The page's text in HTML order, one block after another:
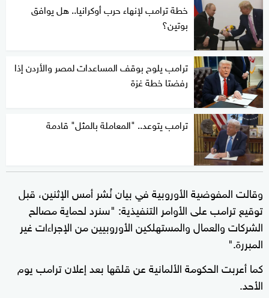
خطة ترامب لإنهاء حرب أوكرانيا.. هل يوافق
بوتين؟
ترامب يلوح بوقف المساعدات لمصر والأردن إذا
رفضتا خطة غزة
ترامب يتوعد.. "المعاملة بالمثل" قادمة
وقالت المفوضية الأوروبية في بيان نُشر أمس الإثنين، قبل
توقيع ترامب على الأوامر التنفيذية: "سنرد لحماية مصالح
الشركات والعمال والمستهلكين الأوروبيين من الإجراءات غير
المبررة."
كما أعربت الحكومة الألمانية عن قلقها بعد إعلان ترامب يوم
الأحد.